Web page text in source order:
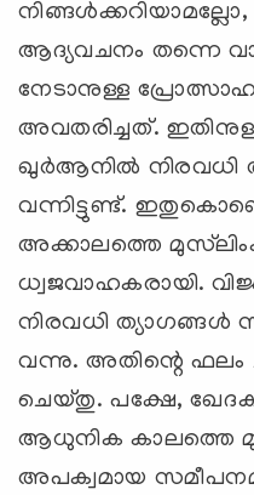
ആദ്യവചനം തന്നെ
നേടാനുള്ള
അവതരിച്ചത്.
ഖുര്‍ആനില്‍ നിരവധി
വന്നിട്ടുണ്ട്.
അക്കാലത്തെ
ധ്വജവാഹകരായി.
നിരവധി ത്യാഗങ്ങള്‍
വന്നു. അതിന്റെ ഫലം
ചെയ്തു. പക്ഷേ,
ആധുനിക കാലത്തെ
അപക്വമായ